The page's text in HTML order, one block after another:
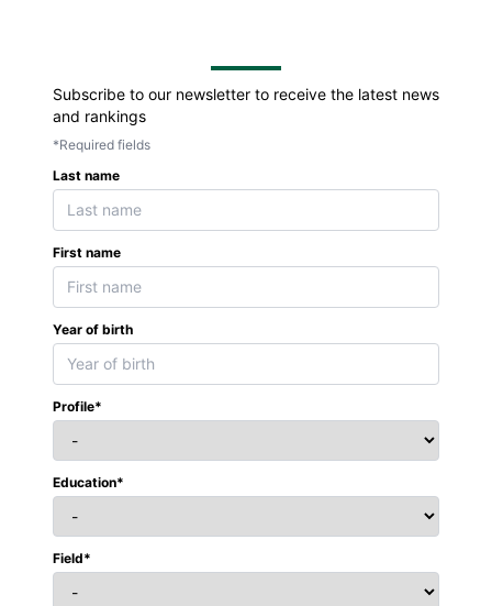
Subscribe to our newsletter to receive the latest news
and rankings
*Required fields
Last name
First name
Year of birth
Profile*
Education*
Field*